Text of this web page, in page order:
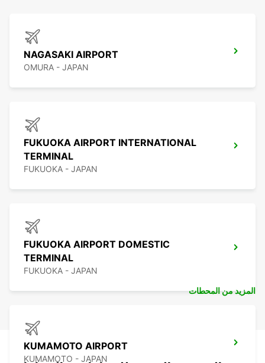
NAGASAKI AIRPORT
OMURA - JAPAN
FUKUOKA AIRPORT INTERNATIONAL
TERMINAL
FUKUOKA - JAPAN
FUKUOKA AIRPORT DOMESTIC
TERMINAL
FUKUOKA - JAPAN
KUMAMOTO AIRPORT
KUMAMOTO - JAPAN
المزيد من المحطات